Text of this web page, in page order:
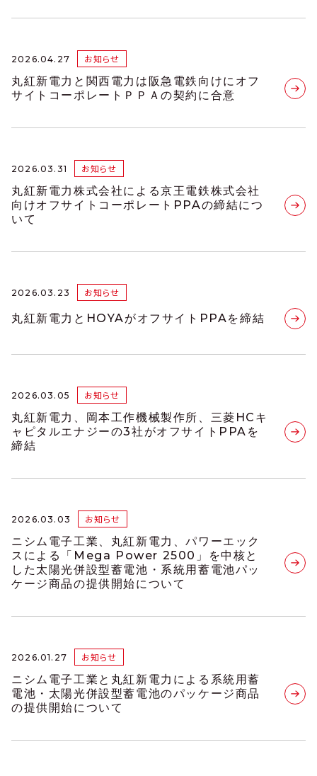
2026.04.27 お知らせ
丸紅新電力と関西電力は阪急電鉄向けにオフ
サイトコーポレートＰＰＡの契約に合意
2026.03.31 お知らせ
丸紅新電力株式会社による京王電鉄株式会社
向けオフサイトコーポレートPPAの締結につ
いて
2026.03.23 お知らせ
丸紅新電力とHOYAがオフサイトPPAを締結
2026.03.05 お知らせ
丸紅新電力、岡本工作機械製作所、三菱HCキ
ャピタルエナジーの3社がオフサイトPPAを
締結
2026.03.03 お知らせ
ニシム電子工業、丸紅新電力、パワーエック
スによる「Mega Power 2500」を中核と
した太陽光併設型蓄電池・系統用蓄電池パッ
ケージ商品の提供開始について
2026.01.27 お知らせ
ニシム電子工業と丸紅新電力による系統用蓄
電池・太陽光併設型蓄電池のパッケージ商品
の提供開始について